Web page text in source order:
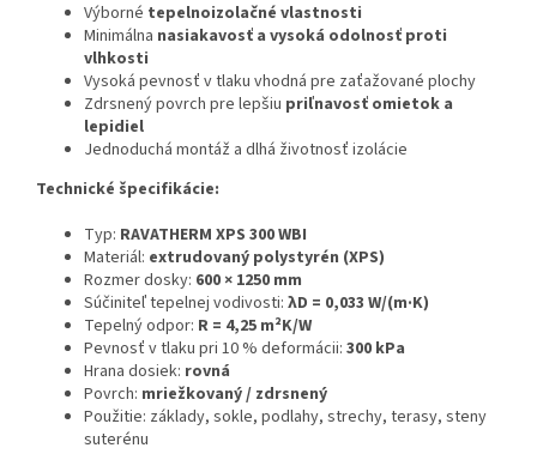
Výborné tepelnoizolačné vlastnosti
Minimálna nasiakavosť a vysoká odolnosť proti
vlhkosti
Vysoká pevnosť v tlaku vhodná pre zaťažované plochy
Zdrsnený povrch pre lepšiu priľnavosť omietok a
lepidiel
Jednoduchá montáž a dlhá životnosť izolácie
Technické špecifikácie:
Typ: RAVATHERM XPS 300 WBI
Materiál: extrudovaný polystyrén (XPS)
Rozmer dosky: 600 × 1250 mm
Súčiniteľ tepelnej vodivosti: λD = 0,033 W/(m·K)
Tepelný odpor: R = 4,25 m²K/W
Pevnosť v tlaku pri 10 % deformácii: 300 kPa
Hrana dosiek: rovná
Povrch: mriežkovaný / zdrsnený
Použitie: základy, sokle, podlahy, strechy, terasy, steny
suterénu